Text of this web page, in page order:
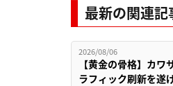
最新の関連
2026/08/06
【黄金の骨格】カ
ラフィック刷新を遂